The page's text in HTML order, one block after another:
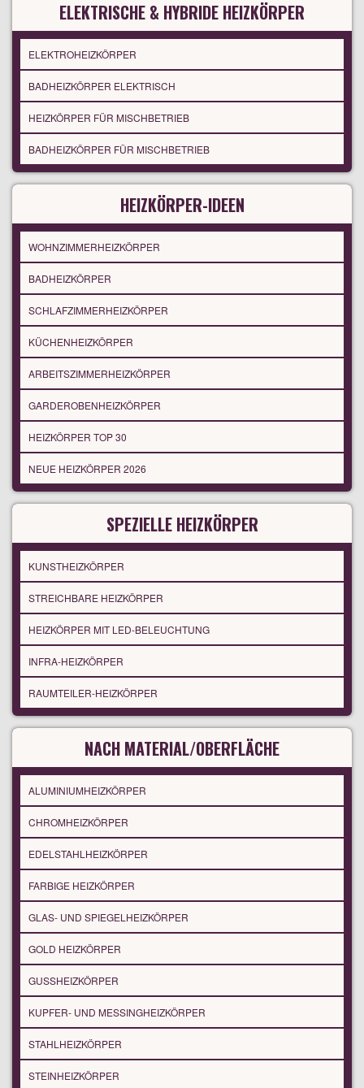
ELEKTRISCHE & HYBRIDE HEIZKÖRPER
ELEKTROHEIZKÖRPER
BADHEIZKÖRPER ELEKTRISCH
HEIZKÖRPER FÜR MISCHBETRIEB
BADHEIZKÖRPER FÜR MISCHBETRIEB
HEIZKÖRPER-IDEEN
WOHNZIMMERHEIZKÖRPER
BADHEIZKÖRPER
SCHLAFZIMMERHEIZKÖRPER
KÜCHENHEIZKÖRPER
ARBEITSZIMMERHEIZKÖRPER
GARDEROBENHEIZKÖRPER
HEIZKÖRPER TOP 30
NEUE HEIZKÖRPER 2026
SPEZIELLE HEIZKÖRPER
KUNSTHEIZKÖRPER
STREICHBARE HEIZKÖRPER
HEIZKÖRPER MIT LED-BELEUCHTUNG
INFRA-HEIZKÖRPER
RAUMTEILER-HEIZKÖRPER
NACH MATERIAL/OBERFLÄCHE
ALUMINIUMHEIZKÖRPER
CHROMHEIZKÖRPER
EDELSTAHLHEIZKÖRPER
FARBIGE HEIZKÖRPER
GLAS- UND SPIEGELHEIZKÖRPER
GOLD HEIZKÖRPER
GUSSHEIZKÖRPER
KUPFER- UND MESSINGHEIZKÖRPER
STAHLHEIZKÖRPER
STEINHEIZKÖRPER